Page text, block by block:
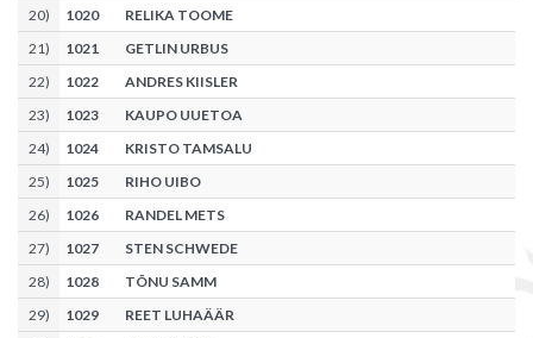
20) 1020
RELIKA TOOME
21) 1021
GETLIN URBUS
22) 1022
ANDRES KIISLER
23) 1023
KAUPO UUETOA
24) 1024
KRISTO TAMSALU
25) 1025
RIHO UIBO
26) 1026
RANDEL METS
27) 1027
STEN SCHWEDE
28) 1028
TÕNU SAMM
29) 1029
REET LUHAÄÄR